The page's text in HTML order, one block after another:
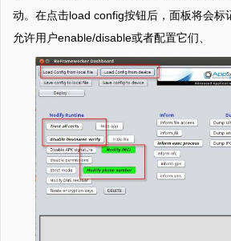
动。在点击load config按钮后，面板将会标
允许用户enable/disable或者配置它们、